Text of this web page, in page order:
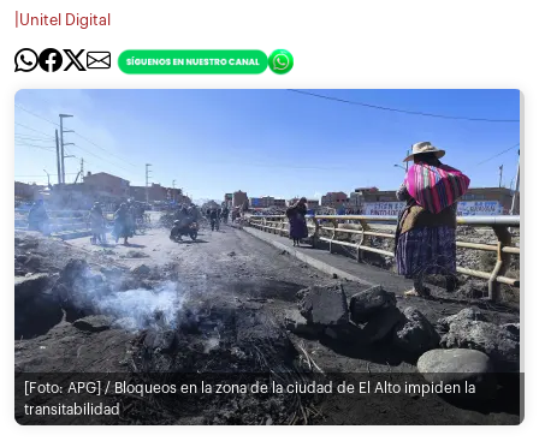
Unitel Digital
[Foto: APG] / Bloqueos en la zona de la ciudad de El Alto impiden la
transitabilidad